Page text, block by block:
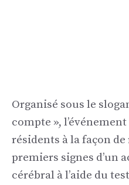
Organisé sous le
compte »,
résidents à la façon
premiers signes d’un
cérébral à l’aide du